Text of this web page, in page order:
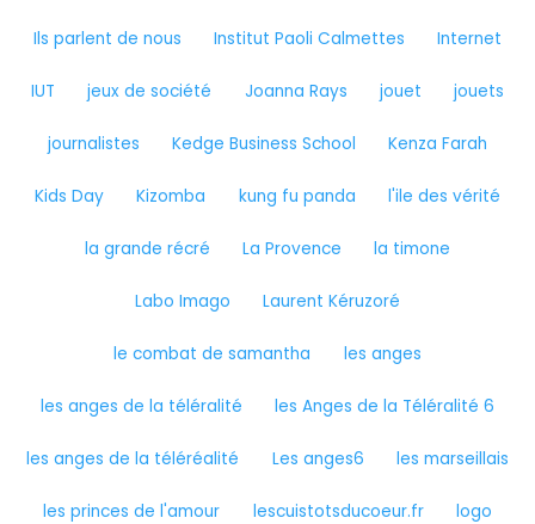
Ils parlent de nous Institut Paoli Calmettes Internet
IUT jeux de société Joanna Rays jouet jouets
journalistes Kedge Business School Kenza Farah
Kids Day Kizomba kung fu panda l'ile des vérité
la grande récré La Provence la timone
Labo Imago Laurent Kéruzoré
le combat de samantha les anges
les anges de la téléralité les Anges de la Téléralité 6
les anges de la téléréalité Les anges6 les marseillais
les princes de l'amour lescuistotsducoeur.fr logo